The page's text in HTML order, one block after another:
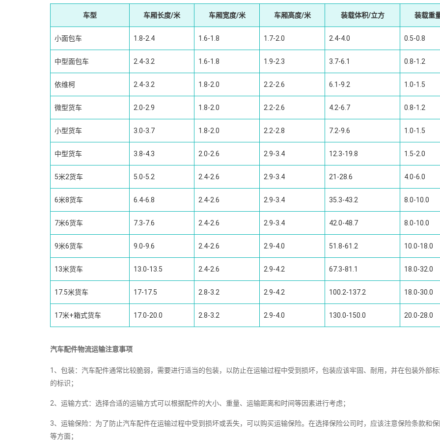
车型 车厢长度/米 车厢宽度/米 车厢高度/米 装载体积/立方 装载重
小面包车 1.8-2.4 1.6-1.8 1.7-2.0 2.4-4.0 0.5-0.8
中型面包车 2.4-3.2 1.6-1.8 1.9-2.3 3.7-6.1 0.8-1.2
依维柯 2.4-3.2 1.8-2.0 2.2-2.6 6.1-9.2 1.0-1.5
微型货车 2.0-2.9 1.8-2.0 2.2-2.6 4.2-6.7 0.8-1.2
小型货车 3.0-3.7 1.8-2.0 2.2-2.8 7.2-9.6 1.0-1.5
中型货车 3.8-4.3 2.0-2.6 2.9-3.4 12.3-19.8 1.5-2.0
5米2货车 5.0-5.2 2.4-2.6 2.9-3.4 21-28.6 4.0-6.0
6米8货车 6.4-6.8 2.4-2.6 2.9-3.4 35.3-43.2 8.0-10.0
7米6货车 7.3-7.6 2.4-2.6 2.9-3.4 42.0-48.7 8.0-10.0
9米6货车 9.0-9.6 2.4-2.6 2.9-4.0 51.8-61.2 10.0-18.0
13米货车 13.0-13.5 2.4-2.6 2.9-4.2 67.3-81.1 18.0-32.0
17.5米货车 17-17.5 2.8-3.2 2.9-4.2 100.2-137.2 18.0-30.0
17米+箱式货车 17.0-20.0 2.8-3.2 2.9-4.0 130.0-150.0 20.0-28.0
汽车配件物流运输注意事项
1、包装：汽车配件通常比较脆弱，需要进行适当的包装，以防止在运输过程中受到损坏，包装应该牢固、耐用，并在包装外部
的标识；
2、运输方式：选择合适的运输方式可以根据配件的大小、重量、运输距离和时间等因素进行考虑；
3、运输保险：为了防止汽车配件在运输过程中受到损坏或丢失，可以购买运输保险。在选择保险公司时，应该注意保险条款和
等方面；